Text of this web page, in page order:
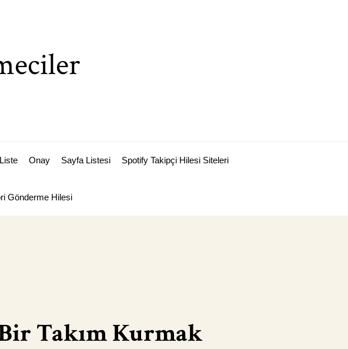
Liste Onay Sayfa Listesi Spotify Takipçi Hilesi Siteleri
Gönderme Hilesi
Takım Kurmak